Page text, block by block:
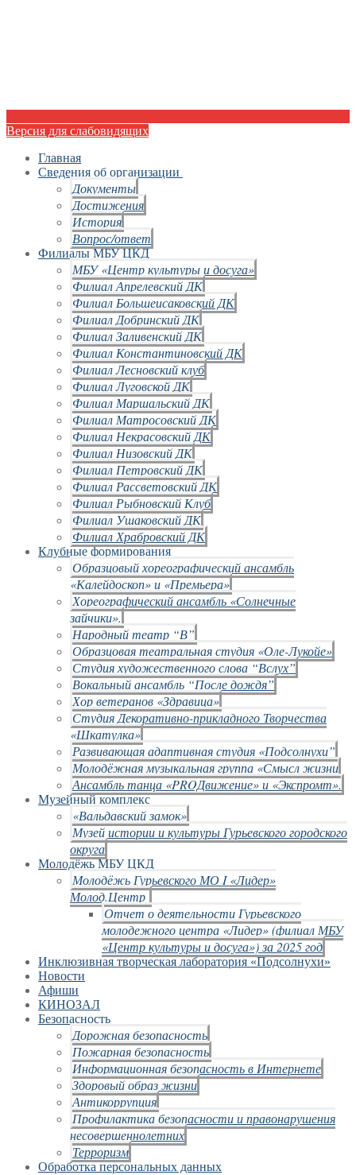
Версия для слабовидящих
Главная
Сведения об организации
Документы
Достижения
История
Вопрос/ответ
Филиалы МБУ ЦКД
МБУ «Центр культуры и досуга»
Филиал Апрелевский ДК
Филиал Большеисаковский ДК
Филиал Добринский ДК
Филиал Заливенский ДК
Филиал Константиновский ДК
Филиал Лесновский клуб
Филиал Луговской ДК
Филиал Маршальский ДК
Филиал Матросовский ДК
Филиал Некрасовский ДК
Филиал Низовский ДК
Филиал Петровский ДК
Филиал Рассветовский ДК
Филиал Рыбновский Клуб
Филиал Ушаковский ДК
Филиал Храбровский ДК
Клубные формирования
Образцовый хореографический ансамбль
«Калейдоскоп» и «Премьера»
Хореографический ансамбль «Солнечные
зайчики».
Народный театр “В”
Образцовая театральная студия «Оле-Лукойе»
Студия художественного слова “Вслух”
Вокальный ансамбль “После дождя”
Хор ветеранов «Здравица»
Студия Декоративно-прикладного Творчества
«Шкатулка»
Развивающая адаптивная студия «Подсолнухи”
Молодёжная музыкальная группа «Смысл жизни
Ансамбль танца «PROДвижение» и «Экспромт».
Музейный комплекс
«Вальдавский замок»
Музей истории и культуры Гурьевского городского
округа
Молодёжь МБУ ЦКД
Молодёжь Гурьевского МО I «Лидер»
Молод.Центр
Отчет о деятельности Гурьевского
молодежного центра «Лидер» (филиал МБУ
«Центр культуры и досуга») за 2025 год
Инклюзивная творческая лаборатория «Подсолнухи»
Новости
Афиши
КИНОЗАЛ
Безопасность
Дорожная безопасность
Пожарная безопасность
Информационная безопасность в Интернете
Здоровый образ жизни
Антикоррупция
Профилактика безопасности и правонарушения
несовершеннолетних
Терроризм
Обработка персональных данных